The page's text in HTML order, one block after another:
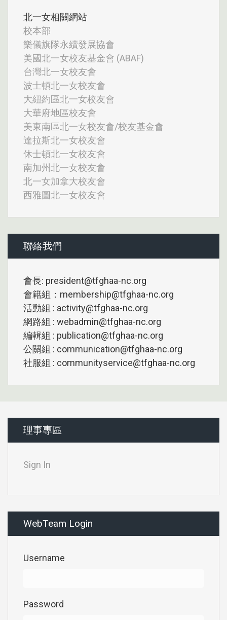
北一女相關網站
校本部
樂儀旗隊永續發展協會
美國北一女校友基金會 (ABAF)
台灣北一女校友會
波士頓北一女校友會
大紐約區北一女校友會
大華府地區校友會
美東南區北一女校友會/校友基金會
達拉斯北一女校友會
休士頓北一女校友會
南加州北一女校友會
北一女加拿大校友會
西雅圖北一女校友會
聯絡我們
會長: president@tfghaa-nc.org
會籍組：membership@tfghaa-nc.org
活動組 : activity@tfghaa-nc.org
網路組 : webadmin@tfghaa-nc.org
編輯組 : publication@tfghaa-nc.org
公關組 : communication@tfghaa-nc.org
社服組 : communityservice@tfghaa-nc.org
理事專區
Sign In
WebTeam Login
Username
Password